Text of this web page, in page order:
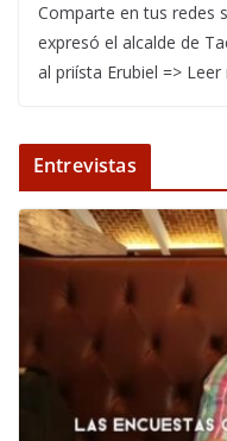
Comparte en tus redes
expresó el alcalde de
al priísta Erubiel =>
Entrevistas